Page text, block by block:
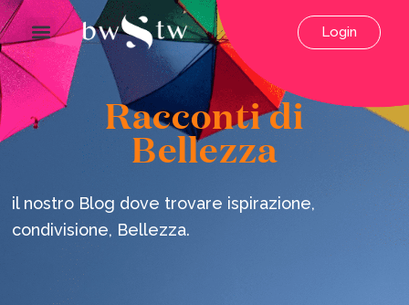
Login
Racconti di
Bellezza
il nostro Blog dove trovare ispirazione,
condivisione, Bellezza.